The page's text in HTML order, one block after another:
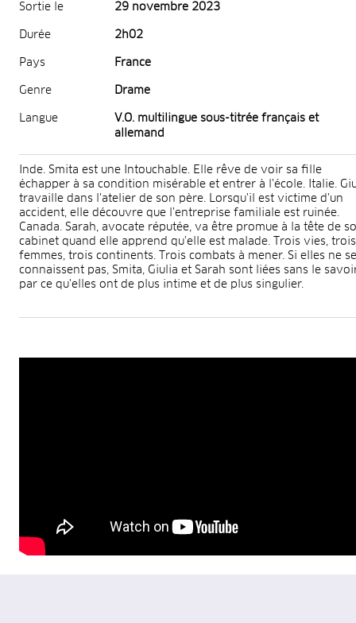
Sortie le 29 novembre 2023
Durée 2h02
Pays France
Genre Drame
Langue
V.O. multilingue sous-titrée français et
allemand
Inde. Smita est une Intouchable. Elle rêve de voir sa fille
échapper à sa condition misérable et entrer à l'école. Italie.
travaille dans l'atelier de son père. Lorsqu'il est victime d'un
accident, elle découvre que l'entreprise familiale est ruinée.
Canada. Sarah, avocate réputée, va être promue à la tête de
cabinet quand elle apprend qu'elle est malade. Trois vies, trois
femmes, trois continents. Trois combats à mener. Si elles ne se
connaissent pas, Smita, Giulia et Sarah sont liées sans le
par ce qu'elles ont de plus intime et de plus singulier.